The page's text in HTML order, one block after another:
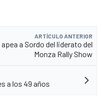
ARTÍCULO ANTERIOR
a Sordo del liderato del
Monza Rally Show
a los 49 años